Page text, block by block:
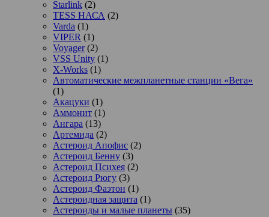
Starlink (2)
TESS НАСА (2)
Varda (1)
VIPER (1)
Voyager(2)
VSS Unity (1)
X-Works (1)
Автоматические межпланетные станции «Вега»
(1)
Акацуки (1)
Аммонит (1)
Ангара (13)
Артемида (2)
Астероид Апофис (2)
Астероид Бенну (3)
Астероид Психея (2)
Астероид Рюгу (3)
Астероид Фаэтон (1)
Астероидная защита (1)
Астероиды и малые планеты (35)